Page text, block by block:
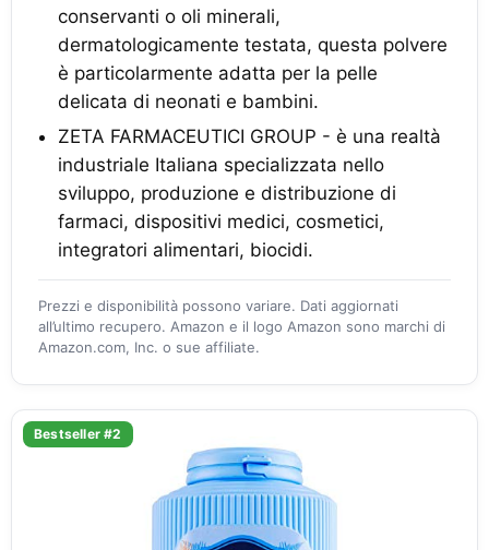
conservanti o oli minerali,
dermatologicamente testata, questa polvere
è particolarmente adatta per la pelle
delicata di neonati e bambini.
ZETA FARMACEUTICI GROUP - è una realtà
industriale Italiana specializzata nello
sviluppo, produzione e distribuzione di
farmaci, dispositivi medici, cosmetici,
integratori alimentari, biocidi.
Prezzi e disponibilità possono variare. Dati aggiornati
all’ultimo recupero. Amazon e il logo Amazon sono marchi di
Amazon.com, Inc. o sue affiliate.
Bestseller #2